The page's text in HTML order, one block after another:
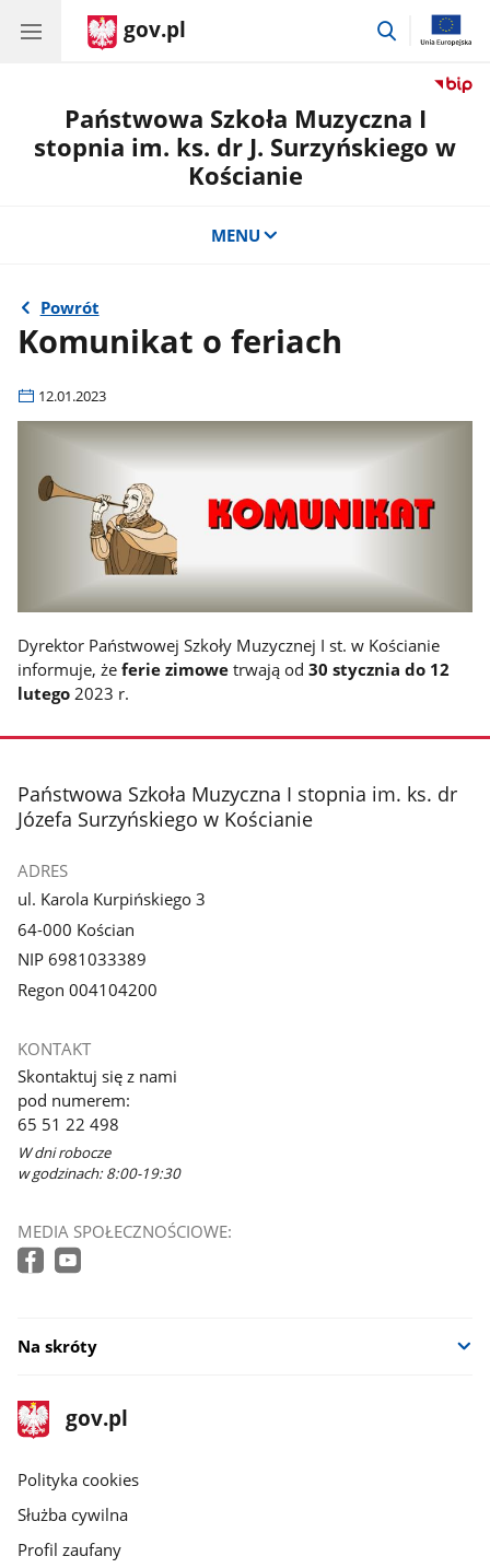
gov.pl
przejdź
Państwowa Szkoła Muzyczna I
stopnia im. ks. dr J. Surzyńskiego w
Kościanie
MENU
Powrót
Komunikat o feriach
12.01.2023
Dyrektor Państwowej Szkoły Muzycznej I st. w Kościanie
informuje, żeferie zimowe trwają od30 stycznia do 12
lutego 2023 r.
stopka
Państwowa Szkoła Muzyczna I stopnia im. ks. dr
Józefa Surzyńskiego w Kościanie
ADRES
ul. Karola Kurpińskiego 3
64-000 Kościan
NIP 6981033389
Regon 004104200
KONTAKT
Skontaktuj się z nami
pod numerem:
65 51 22 498
W dni robocze
w godzinach: 8:00-19:30
MEDIA SPOŁECZNOŚCIOWE:
Na skróty
stopka
gov.pl
Strona
gov.pl
gov.pl
Polityka cookies
Służba cywilna
Profil zaufany